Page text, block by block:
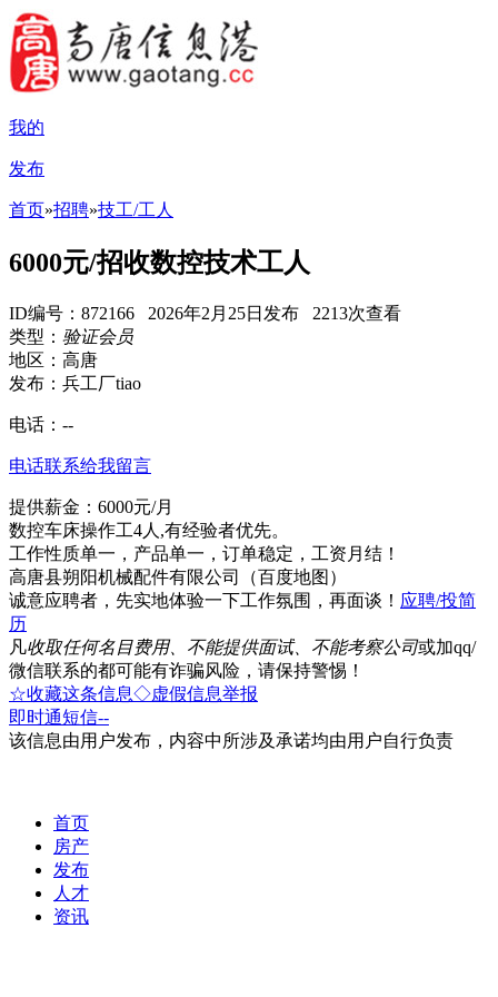
我的
发布
首页»招聘»技工/工人
6000元/招收数控技术工人
ID编号：872166 2026年2月25日发布 2213次查看
类型： 验证会员
地区：高唐
发布：兵工厂tiao
电话： --
电话联系给我留言
提供薪金：6000元/月
数控车床操作工4人,有经验者优先。
工作性质单一，产品单一，订单稳定，工资月结！
高唐县朔阳机械配件有限公司（百度地图）
诚意应聘者，先实地体验一下工作氛围，再面谈！ 应聘/投简
历
凡收取任何名目费用、不能提供面试、不能考察公司或加qq/
微信联系的都可能有诈骗风险，请保持警惕！
☆收藏这条信息◇虚假信息举报
即时通短信--
该信息由用户发布，内容中所涉及承诺均由用户自行负责
首页
房产
发布
人才
资讯